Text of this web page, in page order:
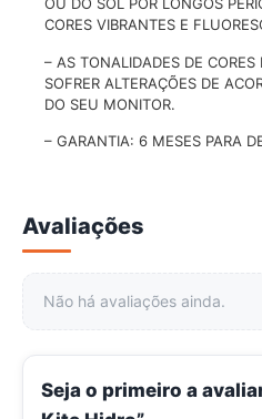
OU DO SOL POR LONGOS
CORES VIBRANTES E
– AS TONALIDADES DE CORES
SOFRER ALTERAÇÕES DE
DO SEU MONITOR.
– GARANTIA: 6 MESES PARA
Avaliações
Não há avaliações ainda.
Seja o primeiro a